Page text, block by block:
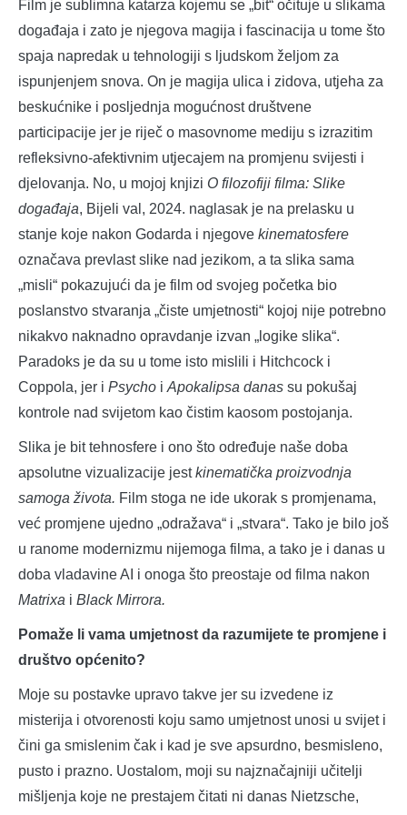
Film je sublimna katarza kojemu se „bit“ očituje u slikama
događaja i zato je njegova magija i fascinacija u tome što
spaja napredak u tehnologiji s ljudskom željom za
ispunjenjem snova. On je magija ulica i zidova, utjeha za
beskućnike i posljednja mogućnost društvene
participacije jer je riječ o masovnome mediju s izrazitim
refleksivno-afektivnim utjecajem na promjenu svijesti i
djelovanja. No, u mojoj knjizi O filozofiji filma: Slike
događaja, Bijeli val, 2024. naglasak je na prelasku u
stanje koje nakon Godarda i njegove kinematosfere
označava prevlast slike nad jezikom, a ta slika sama
„misli“ pokazujući da je film od svojeg početka bio
poslanstvo stvaranja „čiste umjetnosti“ kojoj nije potrebno
nikakvo naknadno opravdanje izvan „logike slika“.
Paradoks je da su u tome isto mislili i Hitchcock i
Coppola, jer i Psycho i Apokalipsa danas su pokušaj
kontrole nad svijetom kao čistim kaosom postojanja.
Slika je bit tehnosfere i ono što određuje naše doba
apsolutne vizualizacije jestkinematička proizvodnja
samoga života. Film stoga ne ide ukorak s promjenama,
već promjene ujedno „odražava“ i „stvara“. Tako je bilo još
u ranome modernizmu nijemoga filma, a tako je i danas u
doba vladavine AI i onoga što preostaje od filma nakon
Matrixa i Black Mirrora.
Pomaže li vama umjetnost da razumijete te promjene i
društvo općenito?
Moje su postavke upravo takve jer su izvedene iz
misterija i otvorenosti koju samo umjetnost unosi u svijet i
čini ga smislenim čak i kad je sve apsurdno, besmisleno,
pusto i prazno. Uostalom, moji su najznačajniji učitelji
mišljenja koje ne prestajem čitati ni danas Nietzsche,